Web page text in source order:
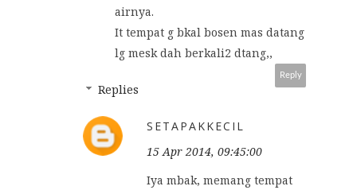
airnya.
It tempat g bkal bosen mas datang
lg mesk dah berkali2 dtang,,
Reply
Replies
SETAPAKKECIL
15 Apr 2014, 09:45:00
Iya mbak, memang tempat